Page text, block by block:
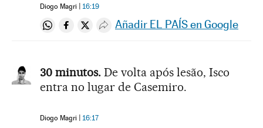
Diogo Magri 16:19
Compartir en Whatsapp
Compartir en Facebook
Compartir en Twitter
Desplegar Redes Sociales
Añadir EL PAÍS en Google
30 minutos. De volta após lesão, Isco
entra no lugar de Casemiro.
Diogo Magri 16:17